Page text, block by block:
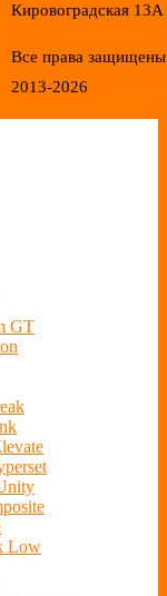
Кировоградская 13А
Все права
2013-2026
GT
Low